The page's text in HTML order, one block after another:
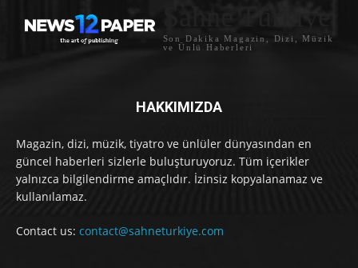
Sahne Türkiye
Son Dakika Magazin, Dizi, Müzik
ve Ünlü Haberleri
HAKKIMIZDA
Magazin, dizi, müzik, tiyatro ve ünlüler dünyasından en
güncel haberleri sizlerle buluşturuyoruz. Tüm içerikler
yalnızca bilgilendirme amaçlıdır. İzinsiz kopyalanamaz ve
kullanılamaz.
Contact us: contact@sahneturkiye.com